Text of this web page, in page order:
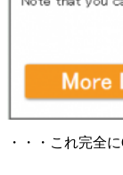
・・・これ完全